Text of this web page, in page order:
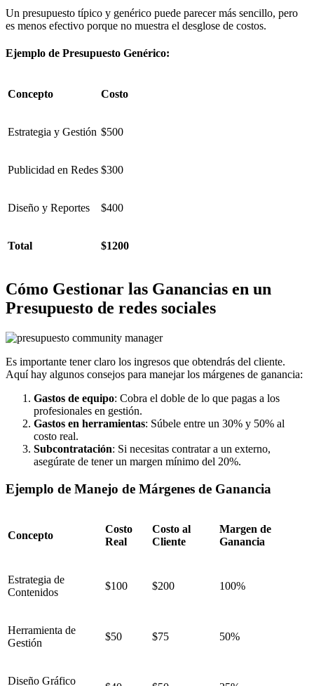
Un presupuesto típico y genérico puede parecer más sencillo, pero
es menos efectivo porque no muestra el desglose de costos.
Ejemplo de Presupuesto Genérico:
Concepto Costo
Estrategia y Gestión $500
Publicidad en Redes $300
Diseño y Reportes $400
Total $1200
Cómo Gestionar las Ganancias en un
Presupuesto de redes sociales
Es importante tener claro los ingresos que obtendrás del cliente.
Aquí hay algunos consejos para manejar los márgenes de ganancia:
Gastos de equipo: Cobra el doble de lo que pagas a los
profesionales en gestión.
Gastos en herramientas: Súbele entre un 30% y 50% al
costo real.
Subcontratación: Si necesitas contratar a un externo,
asegúrate de tener un margen mínimo del 20%.
Ejemplo de Manejo de Márgenes de Ganancia
Concepto
Costo
Real
Costo al
Cliente
Margen de
Ganancia
Estrategia de
Contenidos
$100 $200 100%
Herramienta de
Gestión
$50 $75 50%
Diseño Gráfico